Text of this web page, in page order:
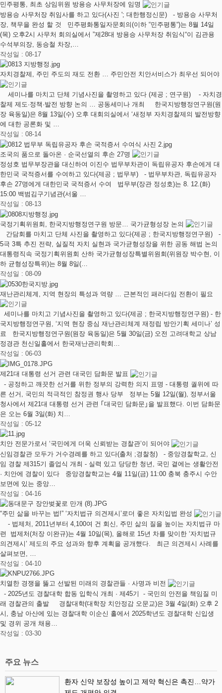
민주평통, 최초 상임위원 방용승 사무처장에 임명
방용승 사무처장 취임사를 하고 있다(사진 '; 대한행정신문) - 방용승 사무처
장, 책무을 완성 할 것 민주평화통일자문회의(이하 “민주평통“)는 8월 14일
(목) 오후2시 사무처 회의실에서 ”제28대 방용승 사무처장 취임식“이 김관용
수석부의장, 동승철 차장,…
작성일 : 08-17
자치경찰제, 주민 주도의 재도 전환 … 주민안전 치안서비스가 최우선 되어야
세미나를 마치고 단체 기념사진을 촬영하고 있다 (제공 ; 연구원) - 자치경
찰제 제도·정책·발전 방향 논의 … 공동세미나 개최 한국지방행정연구원(원
장 육동일)은 8월 13일(수) 오후 대회의실에서 ‘새정부 자치경찰제의 발전방향
에 대한 공론화 및 …
작성일 : 08-14
조국의 품으로 돌아온 · 순국선열의 후손 27명
정성호 법무부장관을 대신하여 이진수 법무부차관이 독립유공자 후손에게 대
한민국 국적증서를 수여하고 있다(제공 ; 법무부) - 법무부차관, 독립유공자
후손 27명에게 대한민국 국적증서 수여 법무부(장관 정성호)는 8. 12.(화)
15:00 백범김구기념관(서울 …
작성일 : 08-13
국정기획위원회, 한국지방행정연구원 방문… 국가균형성장 논의
간담회를 마치고 단체 사진을 촬영하고 있다(제공 ; 한국지방행정연구원) -
5극 3특 추진 전략, 실질적 자치 실현과 국가균형성장을 위한 공동 해법 논의
대통령직속 국정기획위원회 산하 국가균형성장특별위원회(위원장 박수현, 이
하 균형성장특위)는 8월 8일(…
작성일 : 08-09
재난관리체계, 지역 현장의 특성과 역량 … 근본적인 패러다임 전환이 필요
세미나를 마치고 기념사진을 촬영하고 있다(제공 ; 한국지방행정연구원) - 한
국지방행정연구원, ‘지역 현장 중심 재난관리체계 재정립 방안기획 세미나’ 성
료 한국지방행정연구원(원장 육동일)은 5월 30일(금) 오전 고려대학교 상남
정경관 천신일홀에서 한국재난관리학회…
작성일 : 06-03
제21대 대통령 선거 관련 대국민 담화문 발표
- 공정하고 깨끗한 선거를 위한 정부의 강력한 의지 표명 - 대통령 궐위에 따
른 선거, 국민의 적극적인 참정권 행사 당부 정부는 5월 12일(월), 정부서울
청사에서 제21대 대통령 선거 관련 ｢대국민 담화문｣을 발표했다. 이번 담화문
은 오는 6월 3일(화) 치…
작성일 : 05-12
치안 전문가로서 ‘국민에게 더욱 신뢰받는 경찰관’이 되어야
신임경찰관 모두가 거수경례를 하고 있다(출처 ;경찰청) - 중앙경찰학교, 신
임 경찰 제315기 졸업식 개최 - 실력 있고 당당한 청년, 국민 곁에는 생활안전
· 치안에 경찰이 있다 중앙경찰학교는 4월 11일(금) 11:00 충북 충주시 수안
보면에 있는 중앙…
작성일 : 04-16
“주민 삶을 바꾸는 법!” ‘자치법규 의견제시’로더 좋은 자치입법 완성
- 법제처, 2011년부터 4,100여 건 회신, 주민 삶의 질을 높이는 자치법규 마
련 법제처(처장 이완규)는 4월 10일(목), 올해로 15년 차를 맞이한 ‘자치법규
의견제시’ 제도의 주요 성과와 향후 계획을 공개했다. 최근 의견제시 사례를
살펴보면, …
작성일 : 04-10
치열한 경쟁을 뚫고 선발된 미래의 경찰관들 · 사명과 비전
- 2025년도 경찰대학 합동 입학식 개최 · 제45기 - 국민의 안전을 책임질 미
래 경찰관의 출발 경찰대학(대학장 치안정감 오문교)은 3월 4일(화) 오후 2
시, 충남 아산에 있는 경찰대학 이순신 홀에서 2025학년도 경찰대학 신입생
및 경위 공개 채용…
작성일 : 03-30
주요 뉴스
환자 신약 보장성 높이고 제약 혁신은 촉진…약가